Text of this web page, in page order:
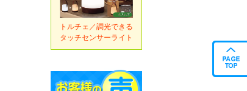
トルチェ／調光できる
タッチセンサーライト